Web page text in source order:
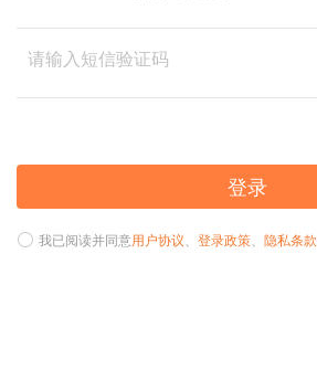
登录
我已阅读并同意用户协议、 登录政策、 隐私条款